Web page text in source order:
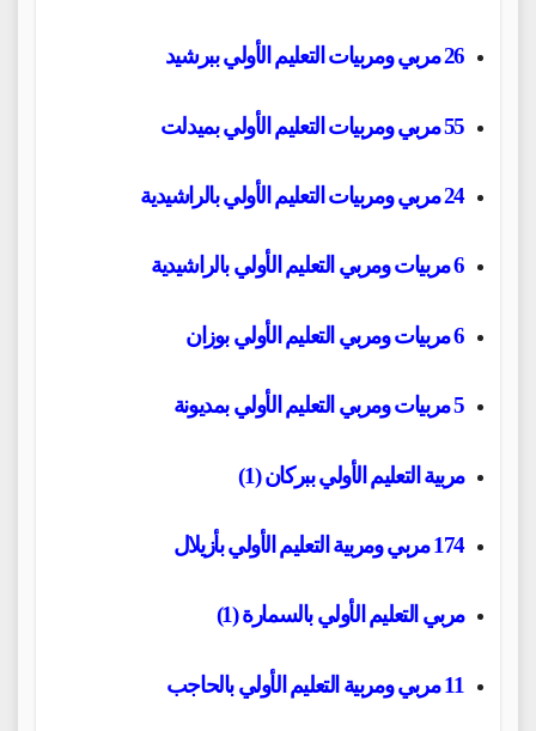
26 مربي ومربيات التعليم الأولي ببرشيد
55 مربي ومربيات التعليم الأولي بميدلت
24 مربي ومربيات التعليم الأولي بالراشيدية
6 مربيات ومربي التعليم الأولي بالراشيدية
6 مربيات ومربي التعليم الأولي بوزان
5 مربيات ومربي التعليم الأولي بمديونة
مربية التعليم الأولي ببركان (1)
174 مربي ومربية التعليم الأولي بأزيلال
مربي التعليم الأولي بالسمارة (1)
11 مربي ومربية التعليم الأولي بالحاجب